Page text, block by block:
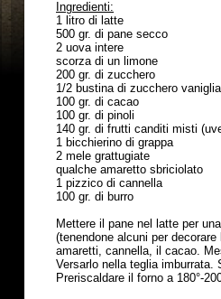
Ingredienti:
1 litro di latte
500 gr. di pane secco
2 uova intere
scorza di un limone
200 gr. di zucchero
1/2 bustina di zucchero
100 gr. di cacao
100 gr. di pinoli
140 gr. di frutti canditi misti
1 bicchierino di grappa
2 mele grattugiate
qualche amaretto sbriciolato
1 pizzico di cannella
100 gr. di burro
Mettere il pane nel latte per
(tenendone alcuni per
amaretti, cannella, il cacao.
Versarlo nella teglia imburrata.
Preriscaldare il forno a 180°-